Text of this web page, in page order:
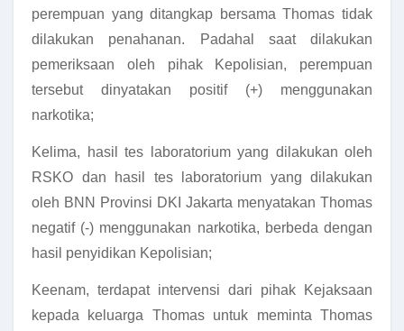
perempuan yang ditangkap bersama Thomas tidak
dilakukan penahanan. Padahal saat dilakukan
pemeriksaan oleh pihak Kepolisian, perempuan
tersebut dinyatakan positif (+) menggunakan
narkotika;
Kelima, hasil tes laboratorium yang dilakukan oleh
RSKO dan hasil tes laboratorium yang dilakukan
oleh BNN Provinsi DKI Jakarta menyatakan Thomas
negatif (-) menggunakan narkotika, berbeda dengan
hasil penyidikan Kepolisian;
Keenam, terdapat intervensi dari pihak Kejaksaan
kepada keluarga Thomas untuk meminta Thomas